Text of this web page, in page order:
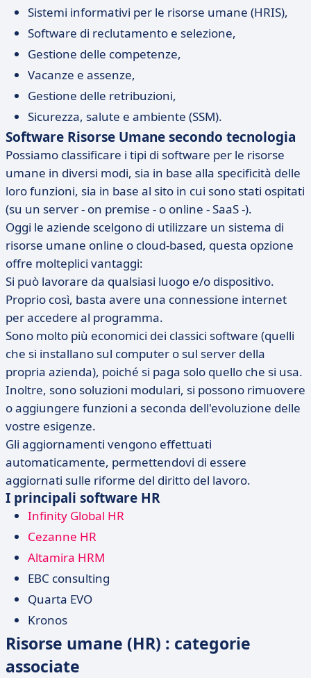
Sistemi informativi per le risorse umane (HRIS),
Software di reclutamento e selezione,
Gestione delle competenze,
Vacanze e assenze,
Gestione delle retribuzioni,
Sicurezza, salute e ambiente (SSM).
Software Risorse Umane secondo tecnologia
Possiamo classificare i tipi di software per le risorse
umane in diversi modi, sia in base alla specificità delle
loro funzioni, sia in base al sito in cui sono stati ospitati
(su un server - on premise - o online - SaaS -).
Oggi le aziende scelgono di utilizzare un sistema di
risorse umane online o cloud-based, questa opzione
offre molteplici vantaggi:
Si può lavorare da qualsiasi luogo e/o dispositivo.
Proprio così, basta avere una connessione internet
per accedere al programma.
Sono molto più economici dei classici software (quelli
che si installano sul computer o sul server della
propria azienda), poiché si paga solo quello che si usa.
Inoltre, sono soluzioni modulari, si possono rimuovere
o aggiungere funzioni a seconda dell'evoluzione delle
vostre esigenze.
Gli aggiornamenti vengono effettuati
automaticamente, permettendovi di essere
aggiornati sulle riforme del diritto del lavoro.
I principali software HR
Infinity Global HR
Cezanne HR
Altamira HRM
EBC consulting
Quarta EVO
Kronos
Risorse umane (HR) : categorie
associate